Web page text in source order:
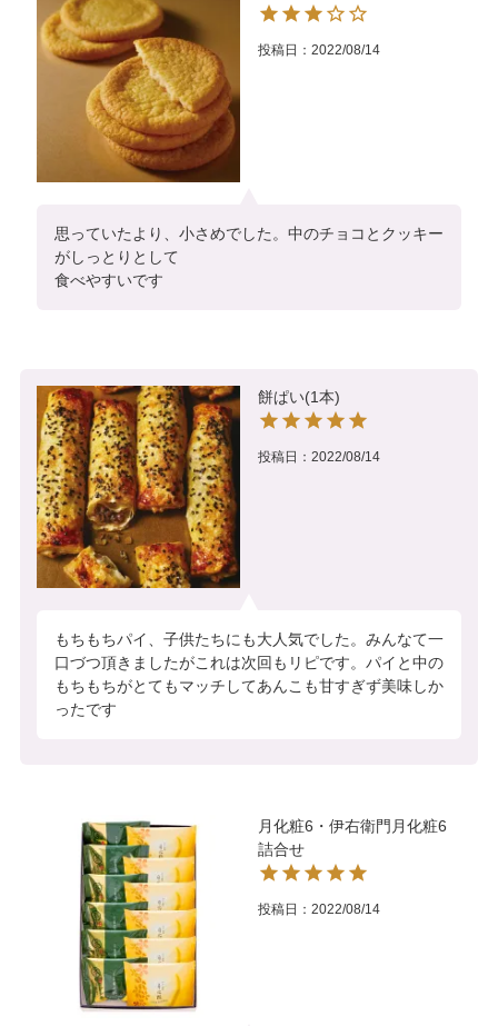
投稿日 2022/08/14
思っていたより、小さめでした。中のチョコとクッキー
がしっとりとして
食べやすいです
餅ぱい(1本)
投稿日 2022/08/14
もちもちパイ、子供たちにも大人気でした。みんなて一
口づつ頂きましたがこれは次回もリピです。パイと中の
もちもちがとてもマッチしてあんこも甘すぎず美味しか
ったです
月化粧6・伊右衛門月化粧6
詰合せ
投稿日 2022/08/14